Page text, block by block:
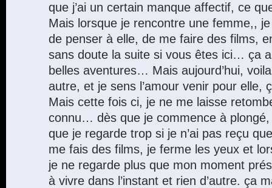
que j’ai un certain manque affectif, ce
Mais lorsque je rencontre une femme,,
de penser à elle, de me faire des films,
sans doute la suite si vous êtes ici… ça
belles aventures… Mais aujourd’hui,
autre, et je sens l’amour venir pour elle,
Mais cette fois ci, je ne me laisse
connu… dès que je commence à
que je regarde trop si je n’ai pas reçu
me fais des films, je ferme les yeux et
je ne regarde plus que mon moment
à vivre dans l’instant et rien d’autre. ça